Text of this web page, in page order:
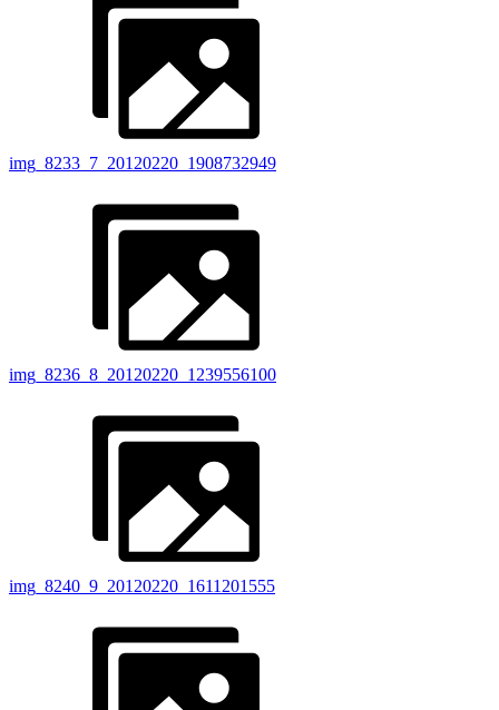
img_8233_7_20120220_1908732949
img_8236_8_20120220_1239556100
img_8240_9_20120220_1611201555